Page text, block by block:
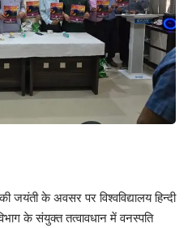
जयंती के अवसर पर विश्वविद्यालय हिन्दी
के संयुक्त तत्वावधान में वनस्पति